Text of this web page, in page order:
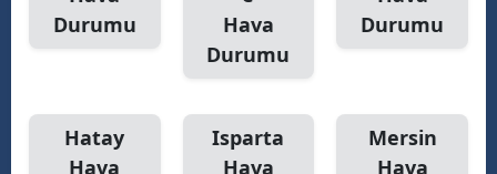
Durumu
Hava
Durumu
Durumu
Hatay
Hava
Isparta
Hava
Mersin
Hava